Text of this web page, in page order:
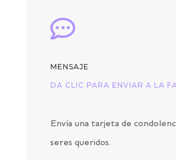

MENSAJE
DA CLIC PARA ENVIAR A LA
Envía una tarjeta de
seres queridos.